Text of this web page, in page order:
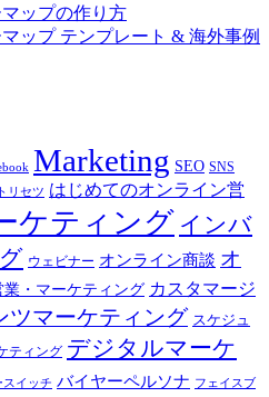
ップの作り方
ップ テンプレート & 海外事例
Marketing SEO SNS
リセツ はじめてのオンライン営
ケティング インバ
ウェビナー オンライン商談 オ
業・マーケティング カスタマージ
ツマーケティング スケジュ
ティング デジタルマーケ
スイッチ バイヤーペルソナ フェイスブ